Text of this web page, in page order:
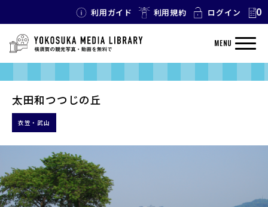
利用ガイド 利用規約 ログイン 0
MENU
太田和つつじの丘
衣笠・武山